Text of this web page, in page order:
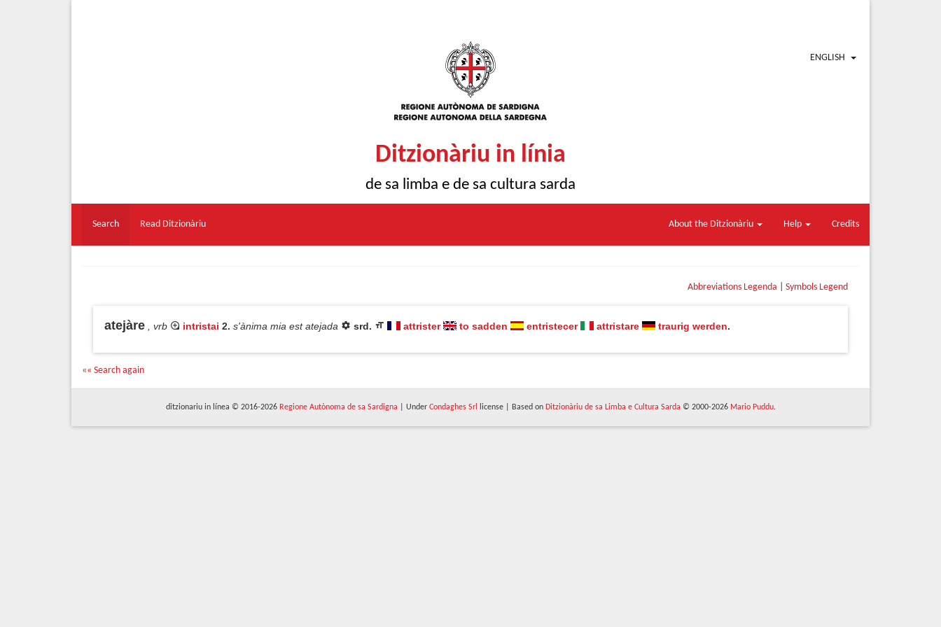
ENGLISH
Ditzionàriu in línia
de sa limba e de sa cultura sarda
Search Read Ditzionàriu About the Ditzionàriu Help Credits
Abbreviations Legenda Symbols Legend
atejàre , vrb intristai 2. s'ànima mia est atejada srd. attrister to sadden entristecer attristare traurig werden.
«« Search again
ditzionariu in línea © 2016-2026 Regione Autònoma de sa Sardigna | Under Condaghes Srl license | Based on Ditzionàriu de sa Limba e Cultura Sarda © 2000-2026 Mario Puddu.